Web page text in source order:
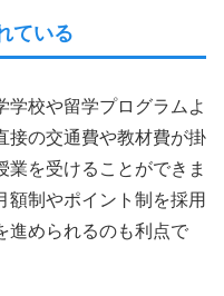
ている
学校や留学プログラムよ
接の交通費や教材費が掛
を受けることができま
額制やポイント制を採用
進められるのも利点で